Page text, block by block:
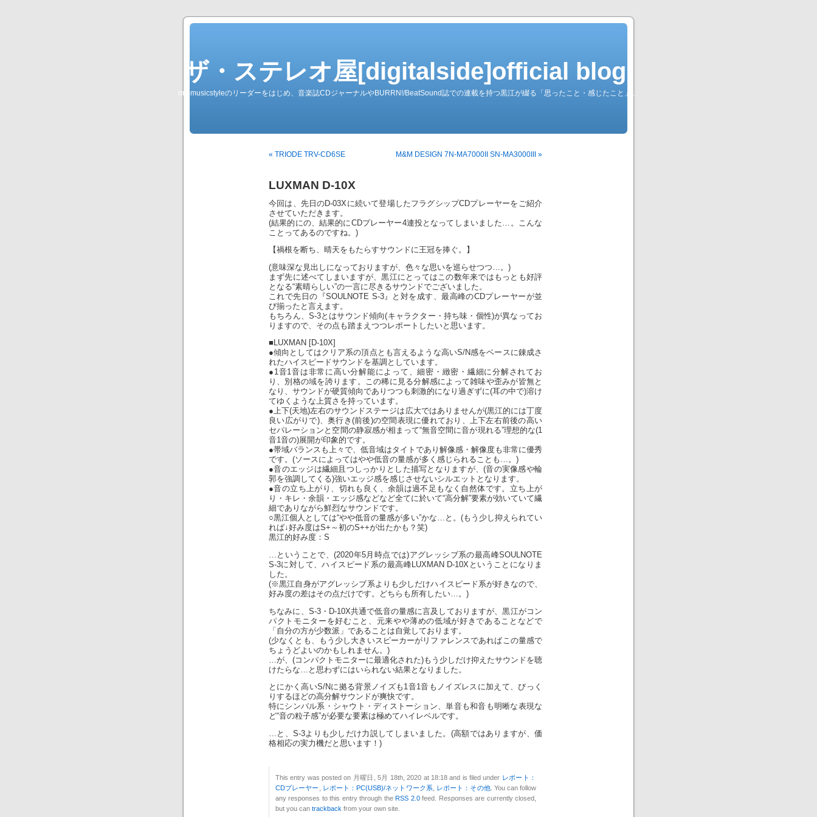
ザ・ステレオ屋[digitalside]official blog.
my-musicstyleのリーダーをはじめ、音楽誌CDジャーナルやBURRN!/BeatSound誌での連載を持つ黒江が綴る「思ったこと・感じたこと」。
« TRIODE TRV-CD6SE M&M DESIGN 7N-MA7000II SN-MA3000III »
LUXMAN D-10X
今回は、先日のD-03Xに続いて登場したフラグシップCDプレーヤーをご紹介
させていただきます。
(結果的にの、結果的にCDプレーヤー4連投となってしまいました…。こんな
ことってあるのですね。)
【禍根を断ち、晴天をもたらすサウンドに王冠を捧ぐ。】
(意味深な見出しになっておりますが、色々な思いを巡らせつつ…。)
まず先に述べてしまいますが、黒江にとってはこの数年来ではもっとも好評
となる“素晴らしい”の一言に尽きるサウンドでございました。
これで先日の『SOULNOTE S-3』と対を成す、最高峰のCDプレーヤーが並
び揃ったと言えます。
もちろん、S-3とはサウンド傾向(キャラクター・持ち味・個性)が異なってお
りますので、その点も踏まえつつレポートしたいと思います。
■LUXMAN [D-10X]
●傾向としてはクリア系の頂点とも言えるような高いS/N感をベースに錬成さ
れたハイスピードサウンドを基調としています。
●1音1音は非常に高い分解能によって、細密・緻密・繊細に分解されてお
り、別格の域を誇ります。この稀に見る分解感によって雑味や歪みが皆無と
なり、サウンドが硬質傾向でありつつも刺激的になり過ぎずに(耳の中で)溶け
てゆくような上質さを持っています。
●上下(天地)左右のサウンドステージは広大ではありませんが(黒江的には丁度
良い広がりで)、奥行き(前後)の空間表現に優れており、上下左右前後の高い
セパレーションと空間の静寂感が相まって“無音空間に音が現れる”理想的な(1
音1音の)展開が印象的です。
●帯域バランスも上々で、低音域はタイトであり解像感・解像度も非常に優秀
です。(ソースによってはやや低音の量感が多く感じられることも…。)
●音のエッジは繊細且つしっかりとした描写となりますが、(音の実像感や輪
郭を強調してくる)強いエッジ感を感じさせないシルエットとなります。
●音の立ち上がり、切れも良く、余韻は過不足もなく自然体です。立ち上が
り・キレ・余韻・エッジ感などなど全てに於いて“高分解”要素が効いていて繊
細でありながら鮮烈なサウンドです。
○黒江個人としては“やや低音の量感が多い”かな…と。(もう少し抑えられてい
れば↓好み度はS+～初のS++が出たかも？笑)
黒江的好み度：S
…ということで、(2020年5月時点では)アグレッシブ系の最高峰SOULNOTE
S-3に対して、ハイスピード系の最高峰LUXMAN D-10Xということになりま
した。
(※黒江自身がアグレッシブ系よりも少しだけハイスピード系が好きなので、
好み度の差はその点だけです。どちらも所有したい…。)
ちなみに、S-3・D-10X共通で低音の量感に言及しておりますが、黒江がコン
パクトモニターを好むこと、元来やや薄めの低域が好きであることなどで
「自分の方が少数派」であることは自覚しております。
(少なくとも、もう少し大きいスピーカーがリファレンスであればこの量感で
ちょうどよいのかもしれません。)
…が、(コンパクトモニターに最適化された)もう少しだけ抑えたサウンドを聴
けたらな…と思わずにはいられない結果となりました。
とにかく高いS/Nに拠る背景ノイズも1音1音もノイズレスに加えて、びっく
りするほどの高分解サウンドが爽快です。
特にシンバル系・シャウト・ディストーション、単音も和音も明晰な表現な
ど“音の粒子感”が必要な要素は極めてハイレベルです。
…と、S-3よりも少しだけ力説してしまいました。(高額ではありますが、価
格相応の実力機だと思います！)
This entry was posted on 月曜日, 5月 18th, 2020 at 18:18 and is filed under レポート：
CDプレーヤー
レポート：PC(USB)/ネットワーク系 レポート：その他. You can follow
any responses to this entry through theRSS 2.0feed. Responses are currently closed,
but you can trackback from your own site.